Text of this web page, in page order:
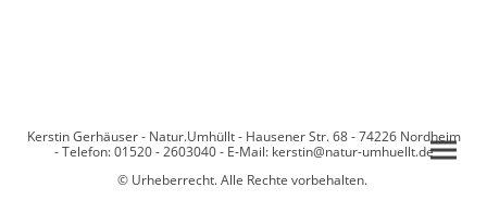
Kerstin Gerhäuser - Natur.Umhüllt - Hausener Str. 68 - 74226 Nordheim
- Telefon: 01520 - 2603040 - E-Mail: kerstin@natur-umhuellt.de
© Urheberrecht. Alle Rechte vorbehalten.